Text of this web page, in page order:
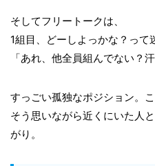
そしてフリートークは、
1組目、どーしよっかな？って
「あれ、他全員組んでない？汗
すっごい孤独なポジション。こ
そう思いながら近くにいた人
がり。